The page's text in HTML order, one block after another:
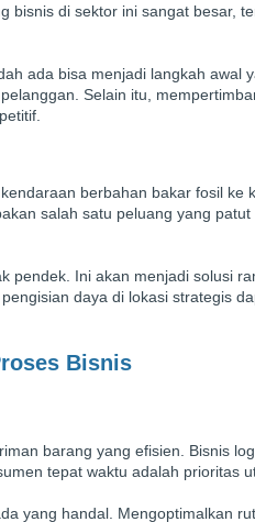
bisnis di sektor ini sangat besar,
ada bisa menjadi langkah awal
Selain itu,
berbahan bakar fosil ke
salah satu peluang yang patut
pendek. Ini akan menjadi solusi
daya di lokasi strategis
Bisnis
barang yang efisien. Bisnis
tepat waktu adalah prioritas
yang handal. Mengoptimalkan